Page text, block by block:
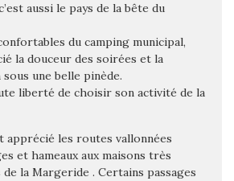
aussi le pays de la bête du
du camping municipal,
la douceur des soirées et la
une belle pinède.
liberté de choisir son activité de la
apprécié les routes vallonnées
et hameaux aux maisons très
la Margeride . Certains passages